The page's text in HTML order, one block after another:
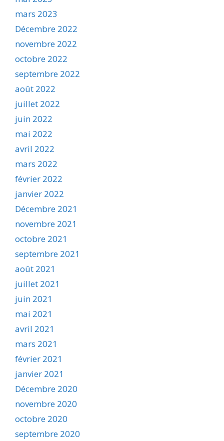
mars 2023
Décembre 2022
novembre 2022
octobre 2022
septembre 2022
août 2022
juillet 2022
juin 2022
mai 2022
avril 2022
mars 2022
février 2022
janvier 2022
Décembre 2021
novembre 2021
octobre 2021
septembre 2021
août 2021
juillet 2021
juin 2021
mai 2021
avril 2021
mars 2021
février 2021
janvier 2021
Décembre 2020
novembre 2020
octobre 2020
septembre 2020